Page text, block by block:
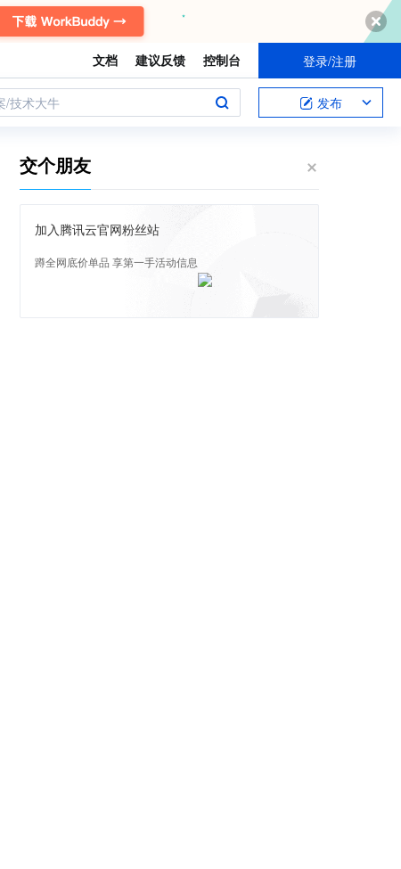
文档 建议反馈 控制台 登录/注册
/技术大牛 发布
交个朋友
加入腾讯云官网粉丝站
蹲全网底价单品 享第一手活动信息